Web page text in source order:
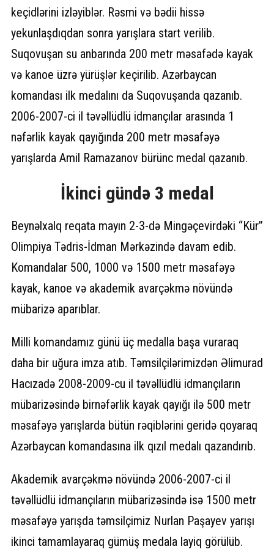
keçidlərini izləyiblər. Rəsmi və bədii hissə
yekunlaşdıqdan sonra yarışlara start verilib.
Suqovuşan su anbarında 200 metr məsafədə kayak
və kanoe üzrə yürüşlər keçirilib. Azərbaycan
komandası ilk medalını da Suqovuşanda qazanıb.
2006-2007-ci il təvəllüdlü idmançılar arasında 1
nəfərlik kayak qayığında 200 metr məsafəyə
yarışlarda Amil Ramazanov bürünc medal qazanıb.
İkinci gündə 3 medal
Beynəlxalq reqata mayın 2-3-də Mingəçevirdəki “Kür”
Olimpiya Tədris-İdman Mərkəzində davam edib.
Komandalar 500, 1000 və 1500 metr məsafəyə
kayak, kanoe və akademik avarçəkmə növündə
mübarizə aparıblar.
Milli komandamız günü üç medalla başa vuraraq
daha bir uğura imza atıb. Təmsilçilərimizdən Əlimurad
Hacızadə 2008-2009-cu il təvəllüdlü idmançıların
mübarizəsində birnəfərlik kayak qayığı ilə 500 metr
məsafəyə yarışlarda bütün rəqiblərini geridə qoyaraq
Azərbaycan komandasına ilk qızıl medalı qazandırıb.
Akademik avarçəkmə növündə 2006-2007-ci il
təvəllüdlü idmançıların mübarizəsində isə 1500 metr
məsafəyə yarışda təmsilçimiz Nurlan Paşayev yarışı
ikinci tamamlayaraq gümüş medala layiq görülüb.